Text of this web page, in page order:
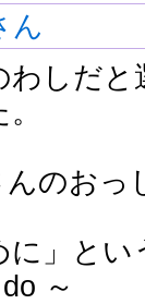
ん
わしだと
んのおっ
に」とい
～